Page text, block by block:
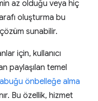
az olduğu veya hiç
oluşturma bu
sunabilir.
için, kullanıcı
paylaşılan temel
önbelleğe alma
Bu özellik, hizmet